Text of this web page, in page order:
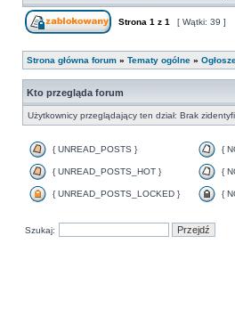
Strona 1 z 1 [ Wątki: 39 ]
Strona główna forum » Tematy ogólne »
Kto przegląda forum
Użytkownicy przeglądający ten dział: Brak
{ UNREAD_POSTS } {
{ UNREAD_POSTS_HOT } {
{ UNREAD_POSTS_LOCKED } {
Szukaj: